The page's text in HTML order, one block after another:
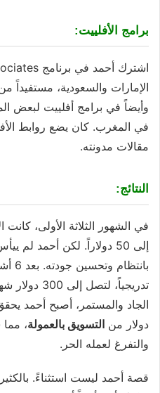
برامج الأفلييت:
الإمارات والسعودية، مستفيداً
وأيضاً في برامج أفلييت لبعض
في المغرب. كان يضع روابط
مقالات مدونته.
النتائج:
في الشهور الثلاثة الأولى،
إلى 50 دولاراً. لكن أحمد
تدريجياً،
دولار من التسويق بالعمولة،
والتفرغ لعمله الحر.
قصة أحمد ليست استثناءً.